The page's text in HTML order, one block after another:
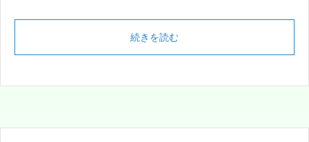
続きを読む